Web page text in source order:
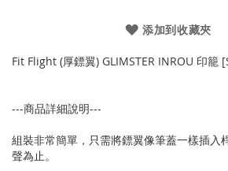
添加到收藏夾
Fit Flight (厚鏢翼) GLIMSTER INROU 印籠
---商品詳細說明---
組裝非常簡單，只需將鏢翼像筆蓋一樣插入
聲為止。